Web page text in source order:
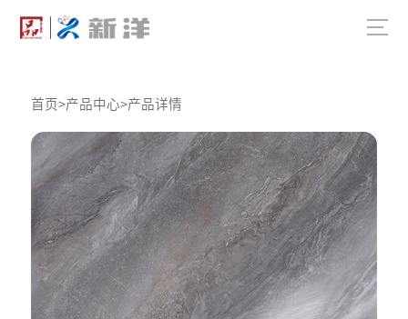
首页>产品中心>产品详情